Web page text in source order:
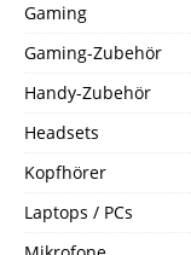
Gaming
Gaming-Zubehör
Handy-Zubehör
Headsets
Kopfhörer
Laptops / PCs